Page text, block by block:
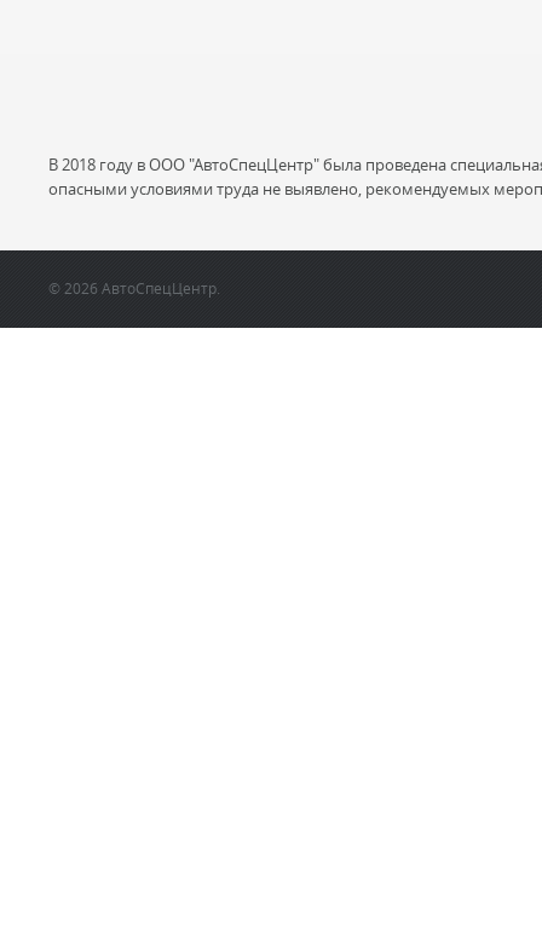
В 2018 году в ООО "АвтоСпецЦентр" была проведена
опасными условиями труда не выявлено, рекомендуемых
© 2026 АвтоСпецЦентр.